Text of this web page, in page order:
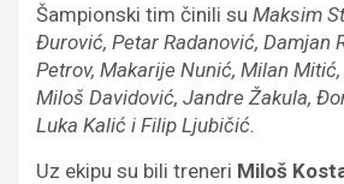
Šampionski tim činili su Maksim
Đurović, Petar Radanović, Damjan
Petrov, Makarije Nunić, Milan
Miloš Davidović, Jandre Žakula,
Luka Kalić i Filip Ljubičić.
Uz ekipu su bili treneri Miloš